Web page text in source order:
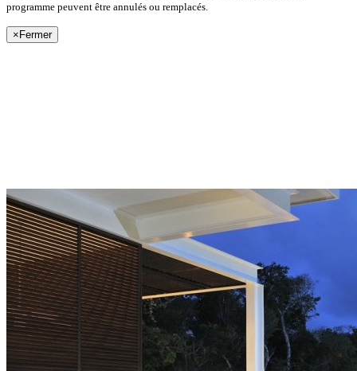
programme peuvent être annulés ou remplacés.
× Fermer